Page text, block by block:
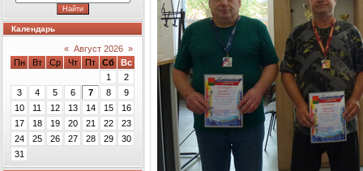
Календарь
« Август 2026 »
Пн
Вт Ср Чт Пт Сб
Вс
1
2
3
4 5 6 7 8
9
10
11 12 13 14 15
16
17
18 19 20 21 22
23
24
25 26 27 28 29
30
31